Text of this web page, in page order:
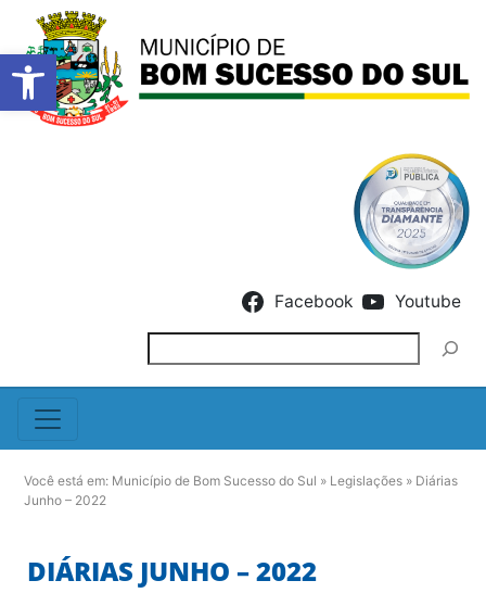
Barra de Ferramentas
Facebook Youtube
Você está em: Município de Bom Sucesso do Sul » Legislações » Diárias
Junho – 2022
DIÁRIAS JUNHO – 2022